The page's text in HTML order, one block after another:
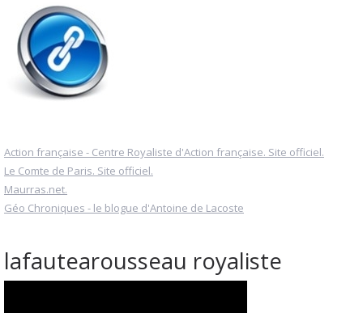
Action française - Centre Royaliste d'Action française. Site officiel.
Le Comte de Paris. Site officiel.
Maurras.net.
Géo Chroniques - le blogue d'Antoine de Lacoste
lafautearousseau royaliste